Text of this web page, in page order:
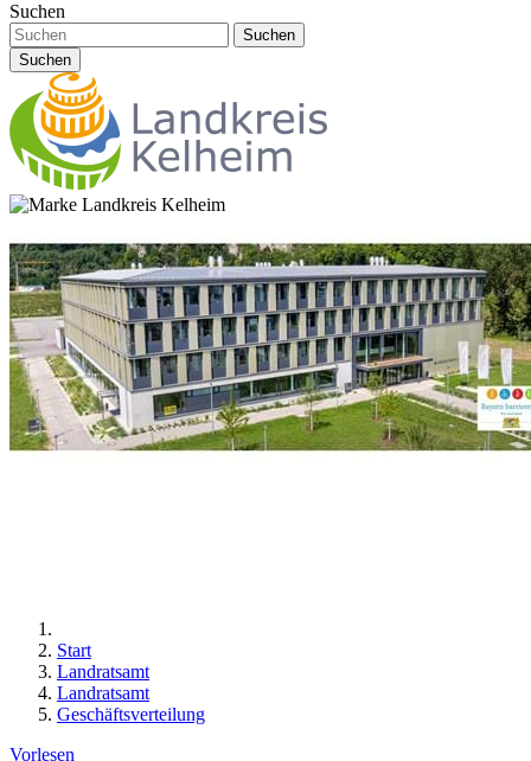
Suchen
Suchen
Suchen
Start
Landratsamt
Landratsamt
Geschäftsverteilung
Vorlesen